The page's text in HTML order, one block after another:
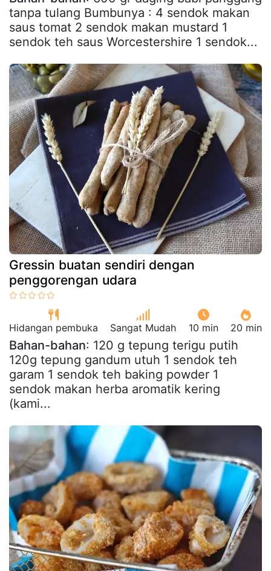
tanpa tulang Bumbunya : 4 sendok makan
saus tomat 2 sendok makan mustard 1
sendok teh saus Worcestershire 1 sendok...
Gressin buatan sendiri dengan
penggorengan udara
Hidangan pembuka Sangat Mudah 10 min 20 min
Bahan-bahan: 120 g tepung terigu putih
120g tepung gandum utuh 1 sendok teh
garam 1 sendok teh baking powder 1
sendok makan herba aromatik kering
(kami...